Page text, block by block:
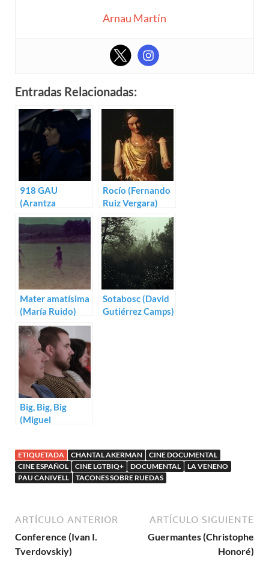
Arnau Martín
Entradas Relacionadas:
918 GAU
(Arantza
Santesteban)
Rocío (Fernando
Ruiz Vergara)
Mater amatísima
(María Ruido)
Sotabosc (David
Gutiérrez Camps)
Big, Big, Big
(Miguel
ETIQUETADA CHANTAL AKERMAN
CINE DOCUMENTAL
CINE ESPAÑOL
CINE LGTBIQ+ DOCUMENTAL
LA VENENO
PAU CANIVELL
TACONES SOBRE RUEDAS
ARTÍCULO ANTERIOR
Conference (Ivan I.
Tverdovskiy)
ARTÍCULO SIGUIENTE
Guermantes (Christophe
Honoré)